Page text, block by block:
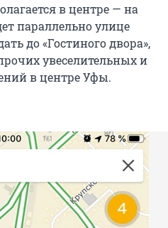
в центре — на
параллельно улице
до «Гостиного двора»,
увеселительных и
в центре Уфы.